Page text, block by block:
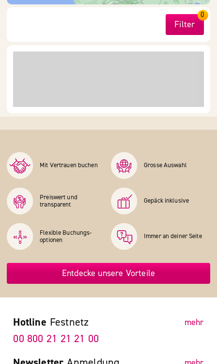
Filter
0
Mit Vertrauen buchen Grosse Auswahl
Preiswert und
transparent
Gepäck inklusive
Flexible Buchungs­
optionen
Immer an deiner Seite
Entdecke unsere Vorteile
Hotline Festnetz mehr
00 800 21 21 21 00